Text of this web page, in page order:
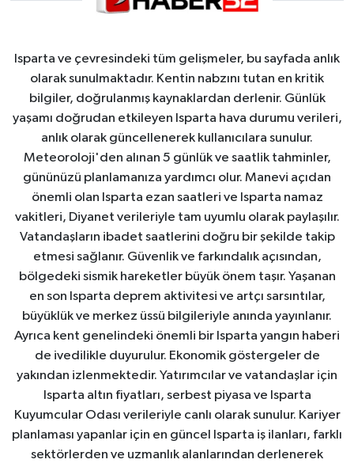
Isparta ve çevresindeki tüm gelişmeler, bu sayfada anlık
olarak sunulmaktadır. Kentin nabzını tutan en kritik
bilgiler, doğrulanmış kaynaklardan derlenir. Günlük
yaşamı doğrudan etkileyen Isparta hava durumu verileri,
anlık olarak güncellenerek kullanıcılara sunulur.
Meteoroloji'den alınan 5 günlük ve saatlik tahminler,
gününüzü planlamanıza yardımcı olur. Manevi açıdan
önemli olan Isparta ezan saatleri ve Isparta namaz
vakitleri, Diyanet verileriyle tam uyumlu olarak paylaşılır.
Vatandaşların ibadet saatlerini doğru bir şekilde takip
etmesi sağlanır. Güvenlik ve farkındalık açısından,
bölgedeki sismik hareketler büyük önem taşır. Yaşanan
en son Isparta deprem aktivitesi ve artçı sarsıntılar,
büyüklük ve merkez üssü bilgileriyle anında yayınlanır.
Ayrıca kent genelindeki önemli bir Isparta yangın haberi
de ivedilikle duyurulur. Ekonomik göstergeler de
yakından izlenmektedir. Yatırımcılar ve vatandaşlar için
Isparta altın fiyatları, serbest piyasa ve Isparta
Kuyumcular Odası verileriyle canlı olarak sunulur. Kariyer
planlaması yapanlar için en güncel Isparta iş ilanları, farklı
sektörlerden ve uzmanlık alanlarından derlenerek